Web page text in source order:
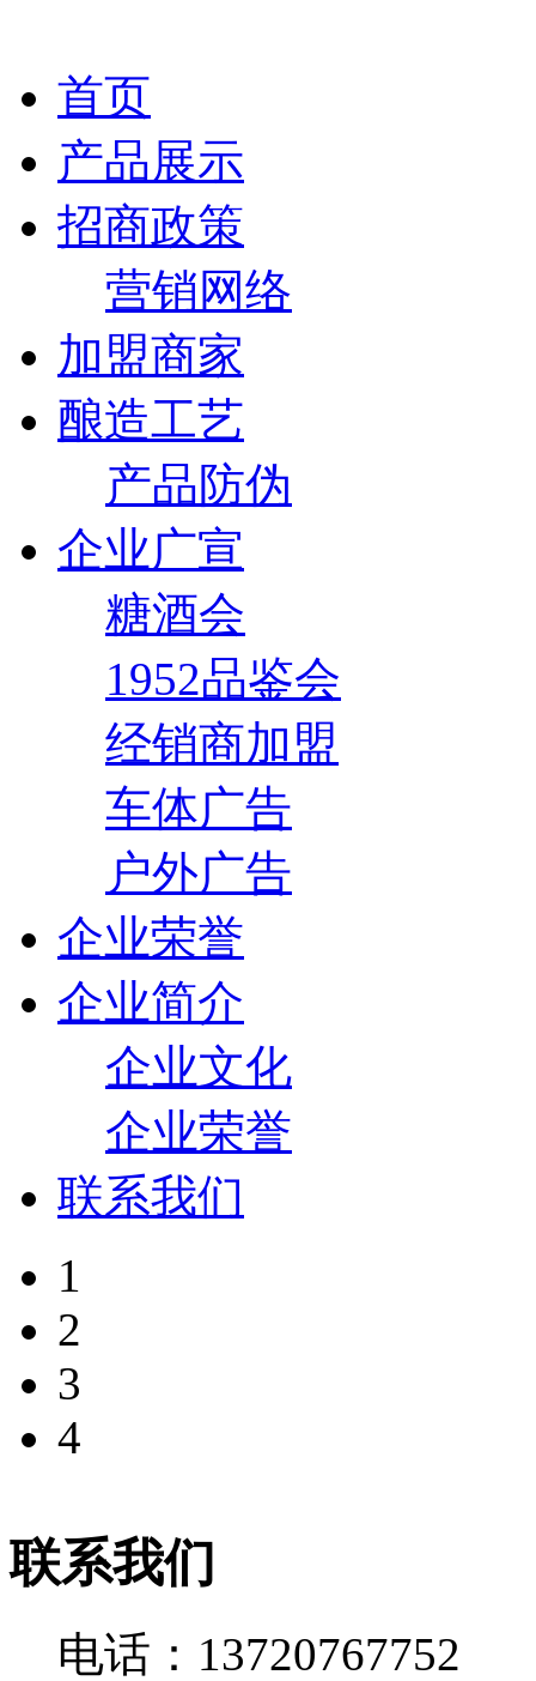
首页
产品展示
招商政策
营销网络
加盟商家
酿造工艺
产品防伪
企业广宣
糖酒会
1952品鉴会
经销商加盟
车体广告
户外广告
企业荣誉
企业简介
企业文化
企业荣誉
联系我们
1
2
3
4
联系我们
电话：13720767752